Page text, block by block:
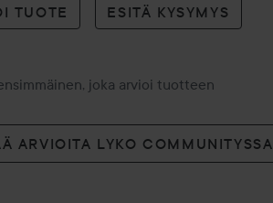
TUOTE ESITÄ KYSYMYS
joka arvioi tuotteen
ARVIOITA LYKO COMMUNITYSSA